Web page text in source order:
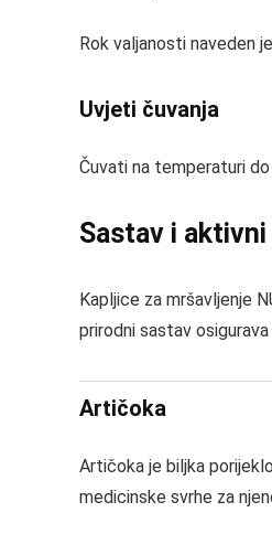
Rok valjanosti naveden
Uvjeti čuvanja
Čuvati na temperaturi
Sastav i
Kapljice za mršavljenje
prirodni sastav
Artičoka
Artičoka je biljka
medicinske svrhe za